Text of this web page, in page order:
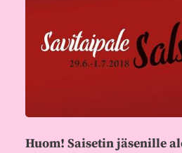
Huom! Saisetin jäsenille